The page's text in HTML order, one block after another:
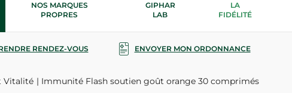
NOS MARQUES
PROPRES
GIPHAR
LAB
LA
FIDÉLITÉ
RENDEZ-VOUS ENVOYER MON ORDONNANCE
Vitalité Immunité Flash soutien goût orange 30 comprimés